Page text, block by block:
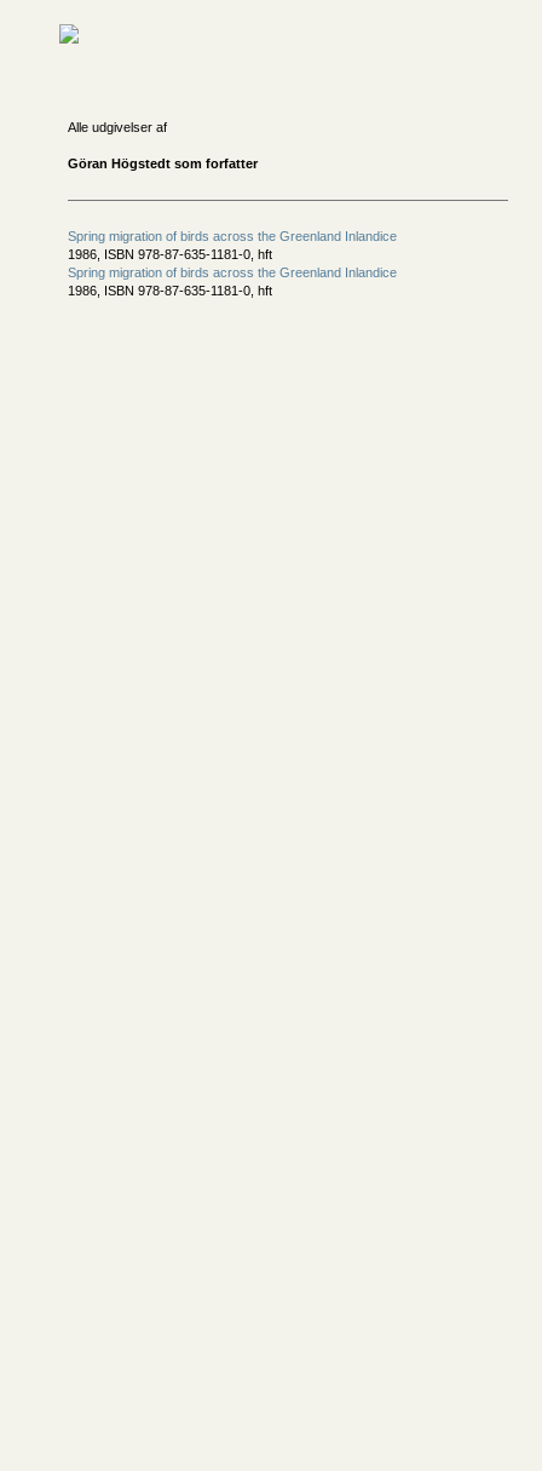
Alle udgivelser af
Göran Högstedt som forfatter
Spring migration of birds across the Greenland Inlandice
1986, ISBN 978-87-635-1181-0, hft
Spring migration of birds across the Greenland Inlandice
1986, ISBN 978-87-635-1181-0, hft